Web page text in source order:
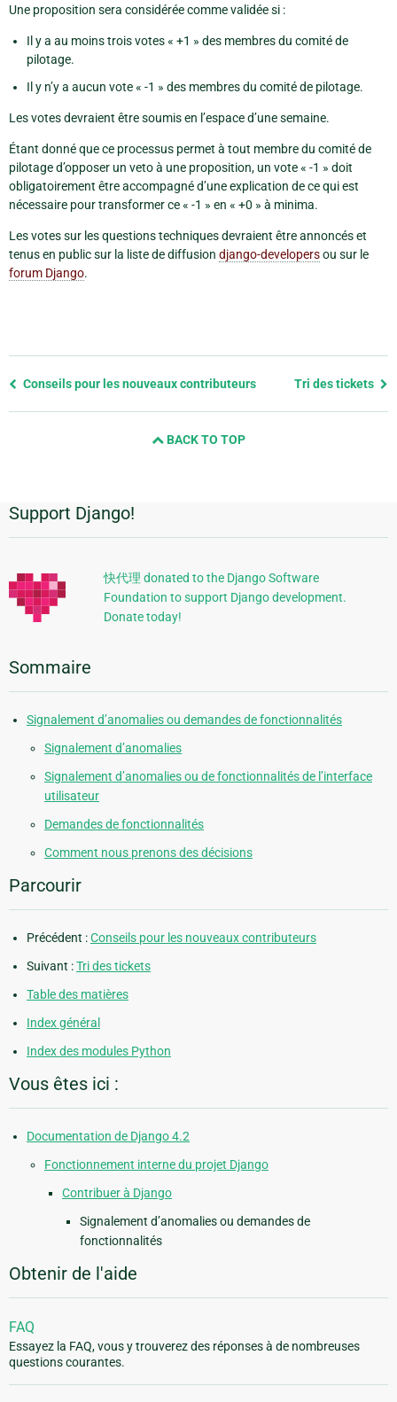
Une proposition sera considérée comme validée si :
Il y a au moins trois votes « +1 » des membres du comité de
pilotage.
Il y n’y a aucun vote « -1 » des membres du comité de pilotage.
Les votes devraient être soumis en l’espace d’une semaine.
Étant donné que ce processus permet à tout membre du comité de
pilotage d’opposer un veto à une proposition, un vote « -1 » doit
obligatoirement être accompagné d’une explication de ce qui est
nécessaire pour transformer ce « -1 » en « +0 » à minima.
Les votes sur les questions techniques devraient être annoncés et
tenus en public sur la liste de diffusion django-developersou sur le
forum Django.
Previous
Conseils pour les nouveaux contributeurs Tri des tickets
BACK TO TOP
Informations
supplémentaires
Support Django!
快代理 donated to the Django Software
Foundation to support Django development.
Donate today!
Sommaire
Signalement d’anomalies ou demandes de fonctionnalités
Signalement d’anomalies
Signalement d’anomalies ou de fonctionnalités de l’interface
utilisateur
Demandes de fonctionnalités
Comment nous prenons des décisions
Parcourir
Précédent :Conseils pour les nouveaux contributeurs
Suivant :Tri des tickets
Table des matières
Index général
Index des modules Python
Vous êtes ici :
Documentation de Django 4.2
Fonctionnement interne du projet Django
Contribuer à Django
Signalement d’anomalies ou demandes de
fonctionnalités
Obtenir de l'aide
FAQ
Essayez la FAQ, vous y trouverez des réponses à de nombreuses
questions courantes.